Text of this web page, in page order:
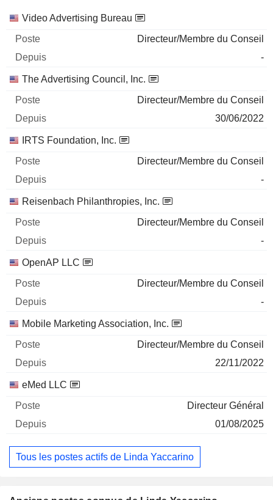
Sociétés Poste Début
Video Advertising Bureau
Directeur/Membre du Conseil
-
The Advertising Council, Inc.
Directeur/Membre du Conseil
30/06/2022
IRTS Foundation, Inc.
Directeur/Membre du Conseil
-
Reisenbach Philanthropies, Inc.
Directeur/Membre du Conseil
-
OpenAP LLC
Directeur/Membre du Conseil
-
Mobile Marketing Association, Inc.
Directeur/Membre du Conseil
22/11/2022
eMed LLC
Directeur Général
01/08/2025
Tous les postes actifs de Linda Yaccarino